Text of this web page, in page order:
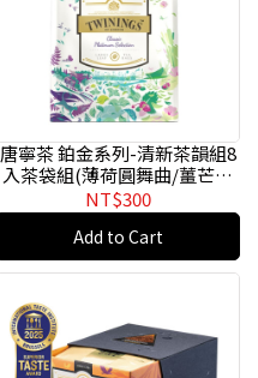
唐寧茶 鉑金系列-清新茶韻組8
入茶袋組(薄荷圓舞曲/薑芒綠
茶)
NT$300
Add to Cart